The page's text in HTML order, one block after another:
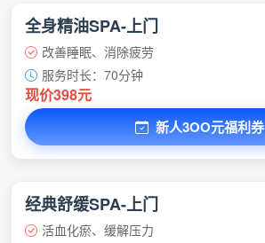
全身精油SPA-上门
改善睡眠、消除疲劳
服务时长：70分钟
现价398元
新人3OO元福利券
经典舒缓SPA-上门
活血化瘀、缓解压力